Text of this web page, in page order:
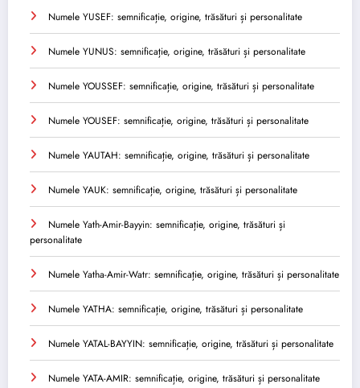
Numele YUSEF: semnificație, origine, trăsături și personalitate
Numele YUNUS: semnificație, origine, trăsături și personalitate
Numele YOUSSEF: semnificație, origine, trăsături și personalitate
Numele YOUSEF: semnificație, origine, trăsături și personalitate
Numele YAUTAH: semnificație, origine, trăsături și personalitate
Numele YAUK: semnificație, origine, trăsături și personalitate
Numele Yath-Amir-Bayyin: semnificație, origine, trăsături și
personalitate
Numele Yatha-Amir-Watr: semnificație, origine, trăsături și personalitate
Numele YATHA: semnificație, origine, trăsături și personalitate
Numele YATAL-BAYYIN: semnificație, origine, trăsături și personalitate
Numele YATA-AMIR: semnificație, origine, trăsături și personalitate